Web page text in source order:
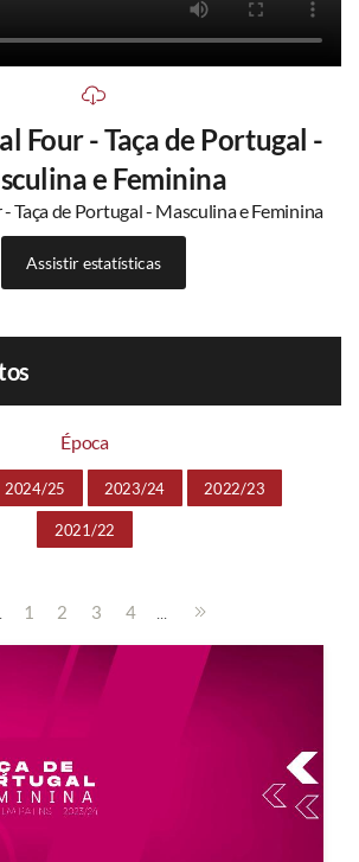
Four - Taça de Portugal -
e Feminina
Taça de Portugal - Masculina e Feminina
Assistir estatísticas
Época
2024/25 2023/24 2022/23
2021/22
1 2 3 4 ...